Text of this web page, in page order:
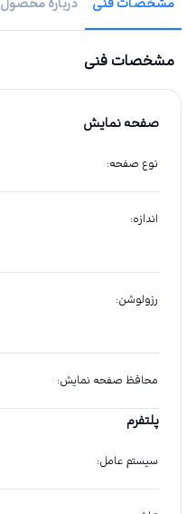
مشخصات فنی دربارهٔ محصول
مشخصات فنی
صفحه نمایش
نوع صفحه:
اندازه:
رزولوشن:
محافظ صفحه نمایش:
پلتفرم
سیستم عامل: